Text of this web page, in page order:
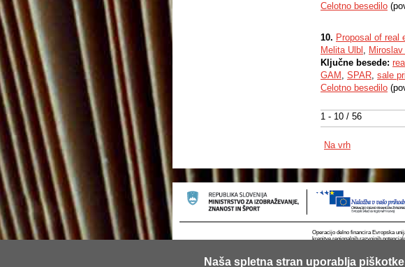
Naša spletna stran uporablja
1 - 10 / 56
Celotno besedilo
10. Proposal of real
Melita Ulbl , Miroslav
Ključne besede:
GAM , SPAR, sale
Celotno besedilo
Na vrh
Operacijo delno financira Evropska
krepitve regionalnih razvojnih